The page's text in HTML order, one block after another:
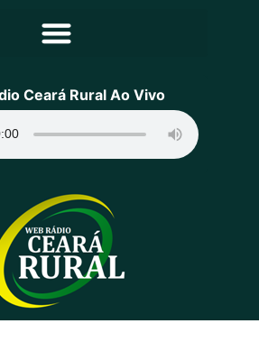
Equipe
Contato
Ceará Rural Ao Vivo